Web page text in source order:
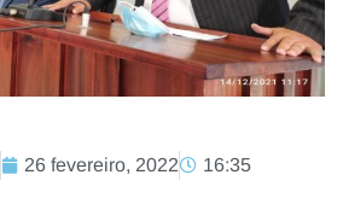
26 fevereiro, 2022 16:35